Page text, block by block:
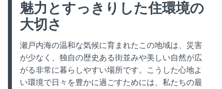
魅力とすっきりした住環境の
大切さ
瀬戸内海の温和な気候に育まれたこの地域は、災害
が少なく、独自の歴史ある街並みや美しい自然が広
がる非常に暮らしやすい場所です。こうした心地よ
い環境で日々を豊かに過ごすためには、私たちの最